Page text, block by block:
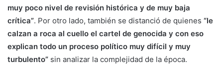
muy poco nivel de revisión histórica y de muy baja
crítica”. Por otro lado, también se distanció de quienes “le
calzan a roca al cuello el cartel de genocida y con eso
explican todo un proceso político muy difícil y muy
turbulento” sin analizar la complejidad de la época.